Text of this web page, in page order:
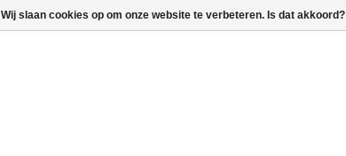
Wij slaan cookies op om onze website te verbeteren. Is dat akkoord?